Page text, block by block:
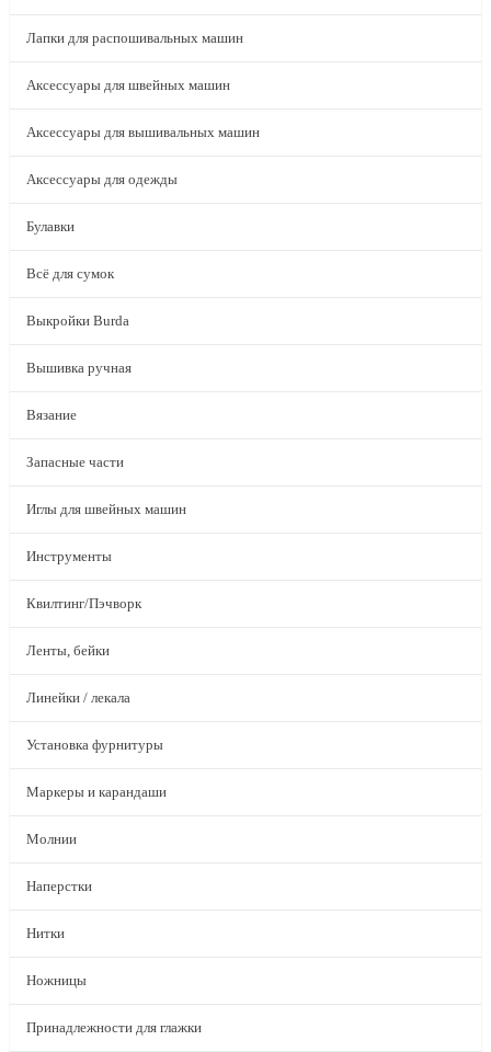
Лапки для распошивальных машин
Аксессуары для швейных машин
Аксессуары для вышивальных машин
Аксессуары для одежды
Булавки
Всё для сумок
Выкройки Burda
Вышивка ручная
Вязание
Запасные части
Иглы для швейных машин
Инструменты
Квилтинг/Пэчворк
Ленты, бейки
Линейки / лекала
Установка фурнитуры
Маркеры и карандаши
Молнии
Наперстки
Нитки
Ножницы
Принадлежности для глажки